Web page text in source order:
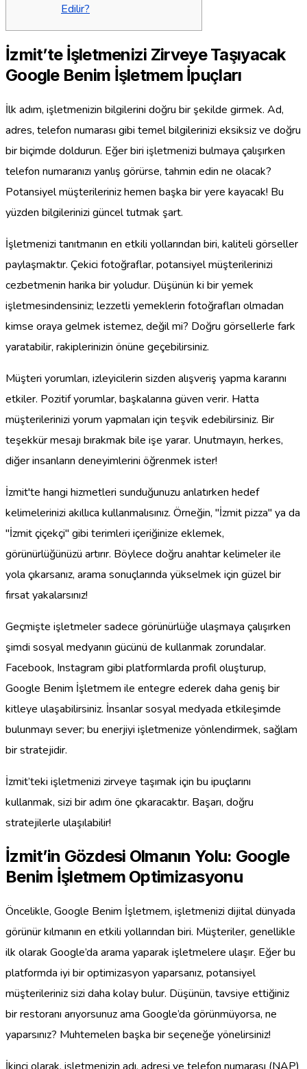
Edilir?
İzmit’te İşletmenizi Zirveye Taşıyacak
Google Benim İşletmem İpuçları
İlk adım, işletmenizin bilgilerini doğru bir şekilde girmek. Ad,
adres, telefon numarası gibi temel bilgilerinizi eksiksiz ve doğru
bir biçimde doldurun. Eğer biri işletmenizi bulmaya çalışırken
telefon numaranızı yanlış görürse, tahmin edin ne olacak?
Potansiyel müşterileriniz hemen başka bir yere kayacak! Bu
yüzden bilgilerinizi güncel tutmak şart.
İşletmenizi tanıtmanın en etkili yollarından biri, kaliteli görseller
paylaşmaktır. Çekici fotoğraflar, potansiyel müşterilerinizi
cezbetmenin harika bir yoludur. Düşünün ki bir yemek
işletmesindensiniz; lezzetli yemeklerin fotoğrafları olmadan
kimse oraya gelmek istemez, değil mi? Doğru görsellerle fark
yaratabilir, rakiplerinizin önüne geçebilirsiniz.
Müşteri yorumları, izleyicilerin sizden alışveriş yapma kararını
etkiler. Pozitif yorumlar, başkalarına güven verir. Hatta
müşterilerinizi yorum yapmaları için teşvik edebilirsiniz. Bir
teşekkür mesajı bırakmak bile işe yarar. Unutmayın, herkes,
diğer insanların deneyimlerini öğrenmek ister!
İzmit'te hangi hizmetleri sunduğunuzu anlatırken hedef
kelimelerinizi akıllıca kullanmalısınız. Örneğin, "İzmit pizza" ya da
"İzmit çiçekçi" gibi terimleri içeriğinize eklemek,
görünürlüğünüzü artırır. Böylece doğru anahtar kelimeler ile
yola çıkarsanız, arama sonuçlarında yükselmek için güzel bir
fırsat yakalarsınız!
Geçmişte işletmeler sadece görünürlüğe ulaşmaya çalışırken
şimdi sosyal medyanın gücünü de kullanmak zorundalar.
Facebook, Instagram gibi platformlarda profil oluşturup,
Google Benim İşletmem ile entegre ederek daha geniş bir
kitleye ulaşabilirsiniz. İnsanlar sosyal medyada etkileşimde
bulunmayı sever; bu enerjiyi işletmenize yönlendirmek, sağlam
bir stratejidir.
İzmit’teki işletmenizi zirveye taşımak için bu ipuçlarını
kullanmak, sizi bir adım öne çıkaracaktır. Başarı, doğru
stratejilerle ulaşılabilir!
İzmit’in Gözdesi Olmanın Yolu: Google
Benim İşletmem Optimizasyonu
Öncelikle, Google Benim İşletmem, işletmenizi dijital dünyada
görünür kılmanın en etkili yollarından biri. Müşteriler, genellikle
ilk olarak Google’da arama yaparak işletmelere ulaşır. Eğer bu
platformda iyi bir optimizasyon yaparsanız, potansiyel
müşterileriniz sizi daha kolay bulur. Düşünün, tavsiye ettiğiniz
bir restoranı arıyorsunuz ama Google’da görünmüyorsa, ne
yaparsınız? Muhtemelen başka bir seçeneğe yönelirsiniz!